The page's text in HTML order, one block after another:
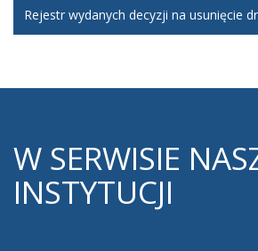
Rejestr wydanych decyzji na usunięcie
W SERWISIE
INSTYTUCJI